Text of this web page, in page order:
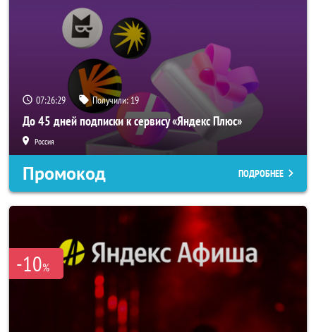
07:26:28 Получили:19
До 45 дней подписки к сервису «Яндекс Плюс»
Россия
Промокод ПОДРОБНЕЕ
-10%